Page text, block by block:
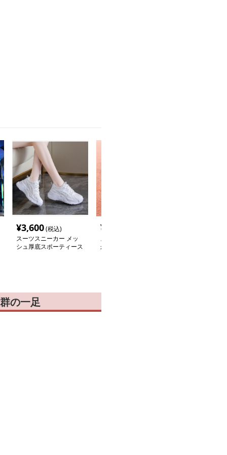
¥3,600(税込)
スーツスニーカー メッ
シュ厚底スポーティース
¥
スーツスニーカー 軽や
か歩行メッシュスニーカ
の一足